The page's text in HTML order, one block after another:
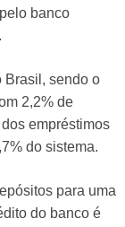
banco
Brasil, sendo o
2,2% de
empréstimos
do sistema.
para uma
do banco é